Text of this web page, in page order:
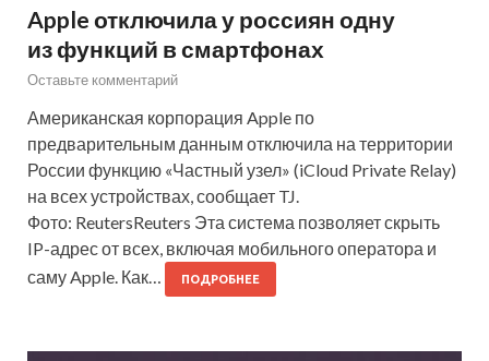
Apple отключила у россиян одну
из функций в смартфонах
Оставьте комментарий
Американская корпорация Apple по
предварительным данным отключила на территории
России функцию «Частный узел» (iCloud Private Relay)
на всех устройствах, сообщает TJ.
Фото: ReutersReuters Эта система позволяет скрыть
IP-адрес от всех, включая мобильного оператора и
саму Apple. Как…
ПОДРОБНЕЕ